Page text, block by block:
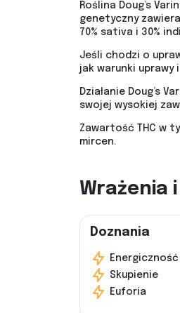
Roślina Doug’s
genetyczny
70% sativa i 30%
Jeśli chodzi o
jak warunki uprawy
Działanie Doug’s
swojej wysokiej
Zawartość THC w
mircen.
Wrażenia
Doznania
Energiczność
Skupienie
Euforia